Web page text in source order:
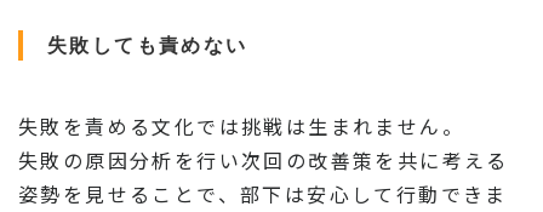
失敗しても責めない
失敗を責める文化では挑戦は生まれません。
失敗の原因分析を行い次回の改善策を共に考える
姿勢を見せることで、部下は安心して行動できま